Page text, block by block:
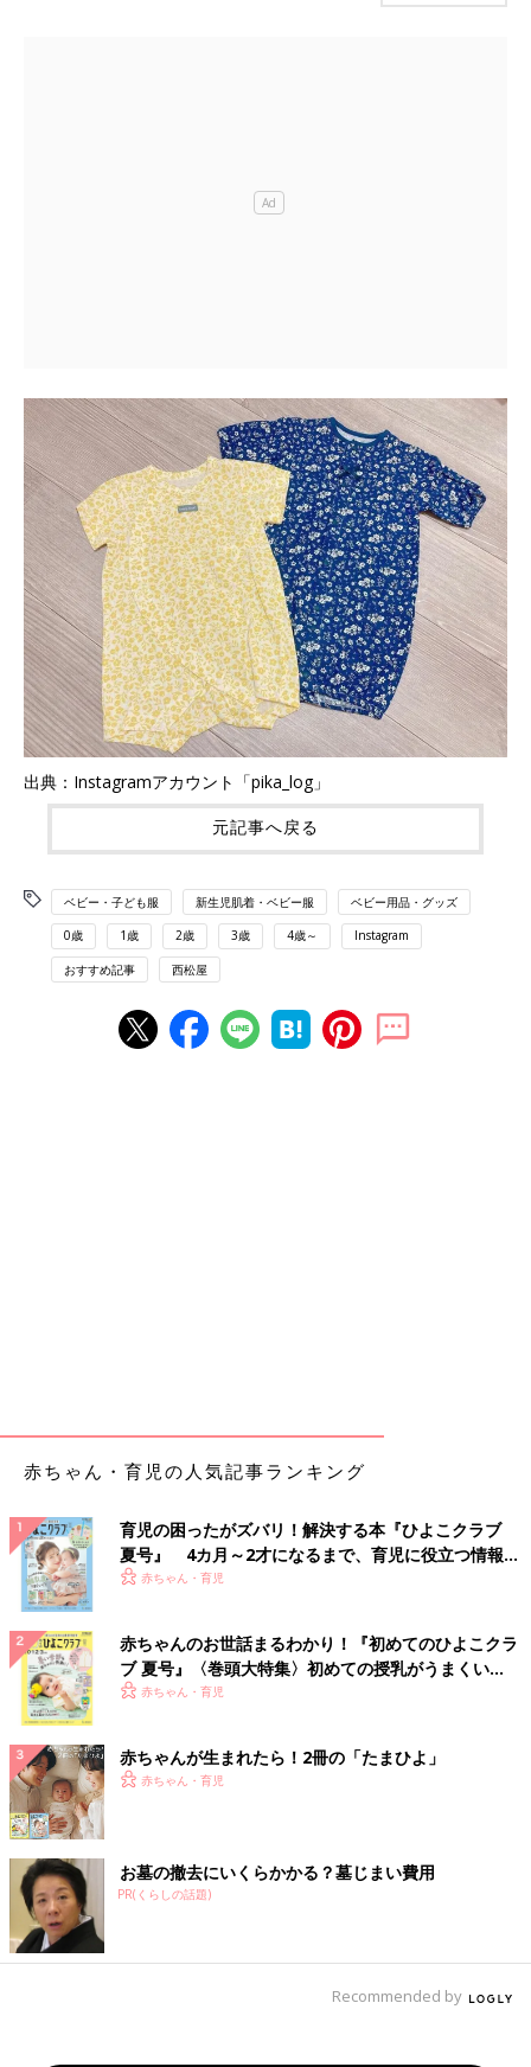
出典：Instagramアカウント「pika_log」
元記事へ戻る
ベビー・子ども服 新生児肌着・ベビー服 ベビー用品・グッズ
0歳 1歳 2歳 3歳 4歳～ Instagram
おすすめ記事 西松屋
赤ちゃん・育児の人気記事ランキング
育児の困ったがズバリ！解決する本『ひよこクラブ
夏号』 4カ月～2才になるまで、育児に役立つ情報が
いっぱい！
赤ちゃん・育児
赤ちゃんのお世話まるわかり！『初めてのひよこクラ
ブ 夏号』〈巻頭大特集〉初めての授乳がうまくい
く！ おっぱい・ミルクの基本と夏のトラブル 解決テ
赤ちゃん・育児
赤ちゃんが生まれたら！2冊の「たまひよ」
赤ちゃん・育児
お墓の撤去にいくらかかる？墓じまい費用
PR(くらしの話題)
Recommended by